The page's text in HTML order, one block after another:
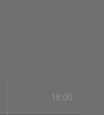
18:00